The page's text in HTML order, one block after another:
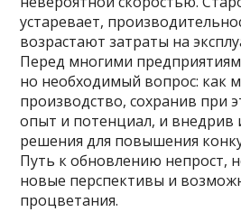
устаревает,
возрастают затраты на
Перед многими
но необходимый вопрос: как
производство, сохранив при
опыт и потенциал, и
решения для повышения
Путь к обновлению непрост,
новые перспективы и
процветания.